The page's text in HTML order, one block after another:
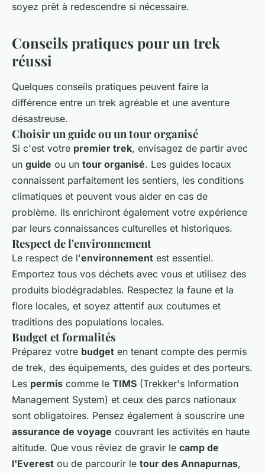
soyez prêt à redescendre si nécessaire.
Conseils pratiques pour un trek
réussi
Quelques conseils pratiques peuvent faire la
différence entre un trek agréable et une aventure
désastreuse.
Choisir un guide ou un tour organisé
Si c'est votre premier trek, envisagez de partir avec
un guide ou un tour organisé. Les guides locaux
connaissent parfaitement les sentiers, les conditions
climatiques et peuvent vous aider en cas de
problème. Ils enrichiront également votre expérience
par leurs connaissances culturelles et historiques.
Respect de l'environnement
Le respect de l'environnement est essentiel.
Emportez tous vos déchets avec vous et utilisez des
produits biodégradables. Respectez la faune et la
flore locales, et soyez attentif aux coutumes et
traditions des populations locales.
Budget et formalités
Préparez votre budget en tenant compte des permis
de trek, des équipements, des guides et des porteurs.
Les permis comme le TIMS (Trekker's Information
Management System) et ceux des parcs nationaux
sont obligatoires. Pensez également à souscrire une
assurance de voyage couvrant les activités en haute
altitude. Que vous rêviez de gravir le camp de
l'Everest ou de parcourir le tour des Annapurnas,